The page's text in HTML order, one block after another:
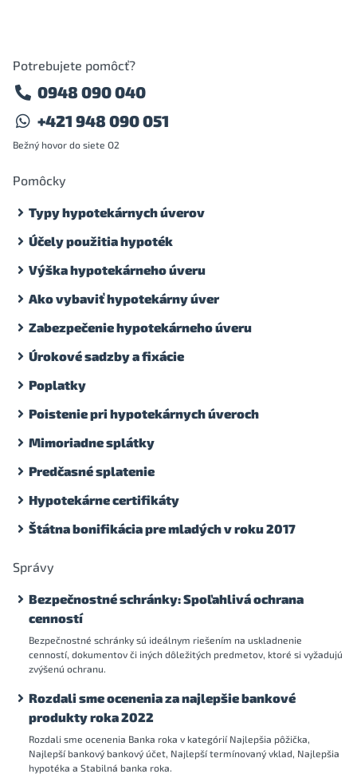
Potrebujete pomôcť?
0948 090 040
+421 948 090 051
Bežný hovor do siete O2
Pomôcky
Typy hypotekárnych úverov
Účely použitia hypoték
Výška hypotekárneho úveru
Ako vybaviť hypotekárny úver
Zabezpečenie hypotekárneho úveru
Úrokové sadzby a fixácie
Poplatky
Poistenie pri hypotekárnych úveroch
Mimoriadne splátky
Predčasné splatenie
Hypotekárne certifikáty
Štátna bonifikácia pre mladých v roku 2017
Správy
Bezpečnostné schránky: Spoľahlivá ochrana
cenností
Bezpečnostné schránky sú ideálnym riešením na uskladnenie
cenností, dokumentov či iných dôležitých predmetov, ktoré si vyžadujú
zvýšenú ochranu.
Rozdali sme ocenenia za najlepšie bankové
produkty roka 2022
Rozdali sme ocenenia Banka roka v kategórií Najlepšia pôžička,
Najlepší bankový bankový účet, Najlepší termínovaný vklad, Najlepšia
hypotéka a Stabilná banka roka.